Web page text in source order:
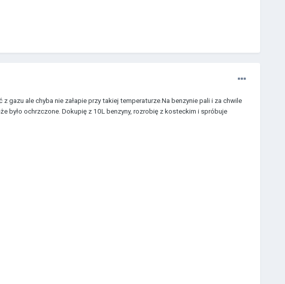
gazu ale chyba nie załapie przy takiej temperaturze.Na benzynie pali i za chwile
było ochrzczone. Dokupię z 10L benzyny, rozrobię z kosteckim i spróbuje